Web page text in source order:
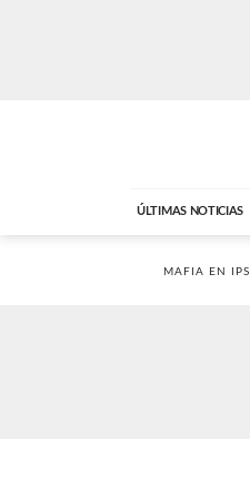
ÚLTIMAS NOTICIAS
MAFIA EN IPS